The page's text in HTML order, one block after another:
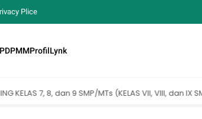
Plice
PMMProfilLynk
VII, VIII, dan IX SMP/MTs) Perangkat